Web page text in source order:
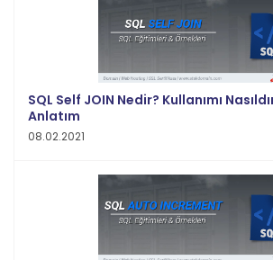
SQL Self JOIN Nedir? Kullanımı
Anlatım
08.02.2021